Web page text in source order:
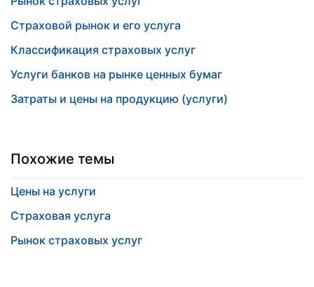
Страховой рынок и его услуга
Классификация страховых услуг
Услуги банков на рынке ценных бумаг
Затраты и цены на продукцию (услуги)
Похожие темы
Цены на услуги
Страховая услуга
Рынок страховых услуг